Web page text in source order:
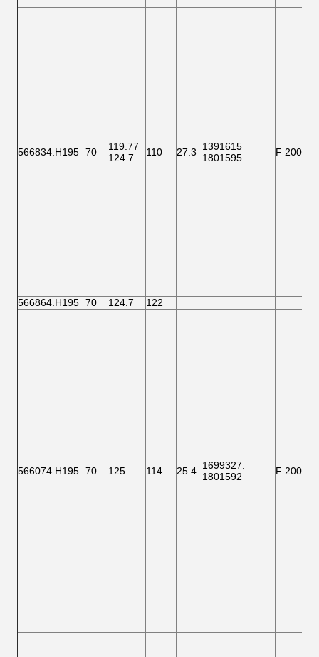
566834.H195 70
119.77
124.7
110 27.3
1391615
1801595
F 200010
566864.H195 70 124.7 122
566074.H195 70 125 114 25.4 1699327:
1801592
F 200006